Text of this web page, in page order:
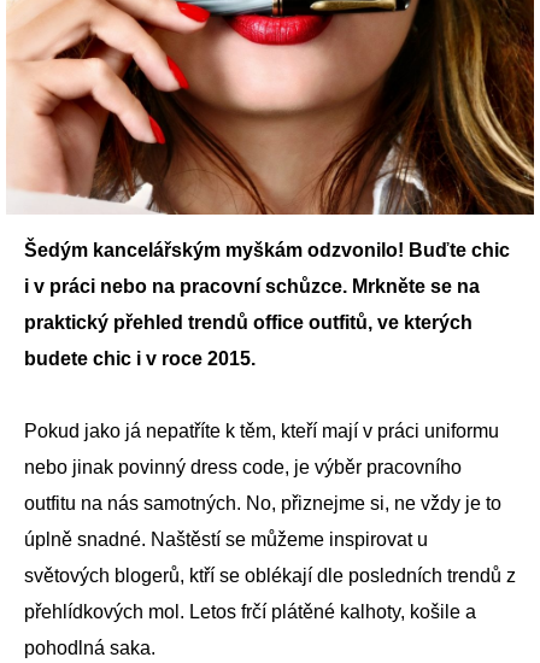
Šedým kancelářským myškám odzvonilo! Buďte chic
i v práci nebo na pracovní schůzce. Mrkněte se na
praktický přehled trendů office outfitů, ve kterých
budete chic i v roce 2015.
Pokud jako já nepatříte k těm, kteří mají v práci uniformu
nebo jinak povinný dress code, je výběr pracovního
outfitu na nás samotných. No, přiznejme si, ne vždy je to
úplně snadné. Naštěstí se můžeme inspirovat u
světových blogerů, ktří se oblékají dle posledních trendů z
přehlídkových mol. Letos frčí plátěné kalhoty, košile a
pohodlná saka.